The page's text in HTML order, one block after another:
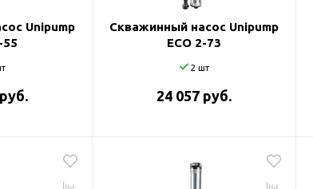
Unipump
55
Скважинный насос Unipump
ECO 2-73
2 шт
24 057 руб.